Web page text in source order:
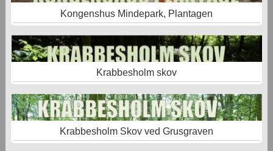
Kongenshus Mindepark, Plantagen
Krabbesholm skov
Krabbesholm Skov ved Grusgraven